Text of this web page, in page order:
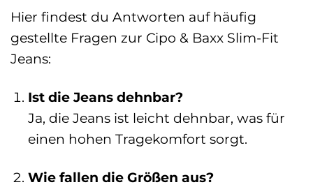
Hier findest du Antworten auf häufig
gestellte Fragen zur Cipo & Baxx Slim-Fit
Jeans:
Ist die Jeans dehnbar?
Ja, die Jeans ist leicht dehnbar, was für
einen hohen Tragekomfort sorgt.
Wie fallen die Größen aus?